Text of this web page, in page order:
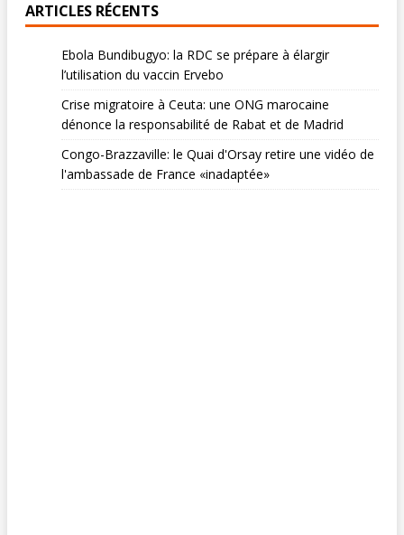
ARTICLES RÉCENTS
Ebola Bundibugyo: la RDC se prépare à élargir
l’utilisation du vaccin Ervebo
Crise migratoire à Ceuta: une ONG marocaine
dénonce la responsabilité de Rabat et de Madrid
Congo-Brazzaville: le Quai d'Orsay retire une vidéo de
l'ambassade de France «inadaptée»